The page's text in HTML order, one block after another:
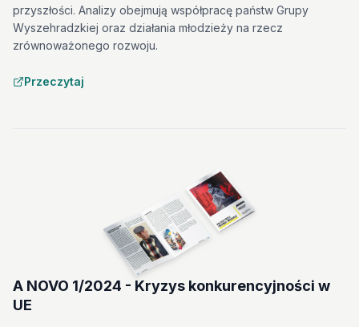
przyszłości. Analizy obejmują współpracę państw Grupy
Wyszehradzkiej oraz działania młodzieży na rzecz
zrównoważonego rozwoju.
Przeczytaj
A NOVO 1/2024 - Kryzys konkurencyjności w
UE